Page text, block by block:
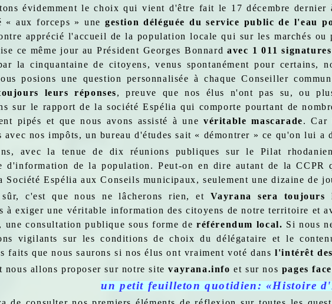
évidemment le choix qui vient d'être fait le 17 décembre dernier
« aux forceps » une gestion déléguée du service public de l'eau
apprécié l'accueil de la population locale qui sur les marchés ou
ce même jour au Président Georges Bonnardavec 1 011
la cinquantaine de citoyens, venus spontanément pour certains,
posions une question personnalisée à chaque Conseiller
leurs réponses, preuve que nos élus n'ont pas su, ou
sur le rapport de la société Espélia qui comporte pourtant de
pipés et que nous avons assisté à unevéritable mascarade. Car
avec nos impôts, un bureau d'études sait « démontrer » ce qu'on lui a
avec la tenue de dix réunions publiques sur le Pilat
d'information de la population. Peut-on en dire autant de la
Société Espélia aux Conseils municipaux, seulement une dizaine de
c'est que nous ne lâcherons rien, et Vayrana sera toujours
à exiger une véritable information des citoyens de notre territoire et
une consultation publique sous forme de référendum local. Si nous
vigilants sur les conditions de choix du délégataire et le
faits que nous saurons si nos élus ont vraiment voté dansl'intérêt
nous allons proposer sur notre sitevayrana.info et sur nos pages
un petit feuilleton quotidien: «Histoire